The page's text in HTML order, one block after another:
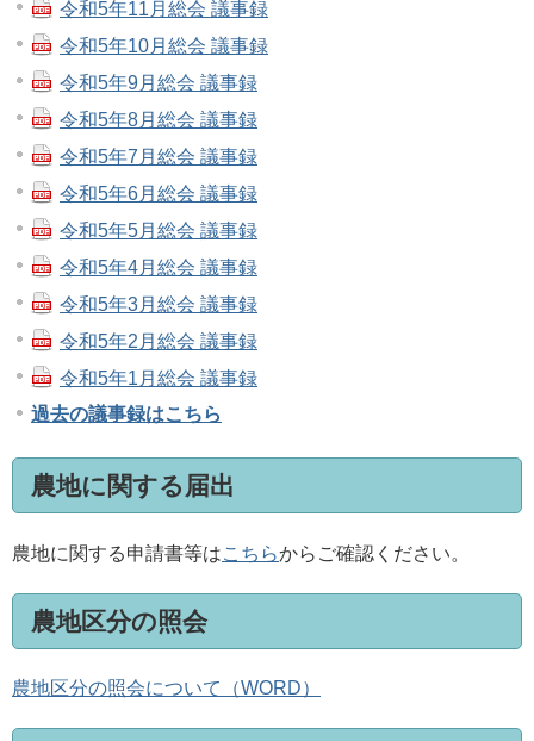
令和5年11月総会 議事録
令和5年10月総会 議事録
令和5年9月総会 議事録
令和5年8月総会 議事録
令和5年7月総会 議事録
令和5年6月総会 議事録
令和5年5月総会 議事録
令和5年4月総会 議事録
令和5年3月総会 議事録
令和5年2月総会 議事録
令和5年1月総会 議事録
過去の議事録はこちら
農地に関する届出
農地に関する申請書等はこちらからご確認ください。
農地区分の照会
農地区分の照会について（WORD）